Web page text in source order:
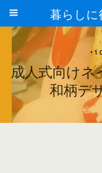
暮らしに
• 1
成人式向け
和柄デ